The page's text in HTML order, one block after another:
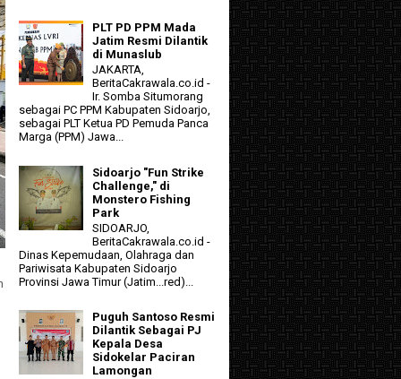
PLT PD PPM Mada
Jatim Resmi Dilantik
di Munaslub
JAKARTA,
BeritaCakrawala.co.id -
Ir. Somba Situmorang
sebagai PC PPM Kabupaten Sidoarjo,
sebagai PLT Ketua PD Pemuda Panca
Marga (PPM) Jawa...
Sidoarjo "Fun Strike
Challenge," di
Monstero Fishing
Park
SIDOARJO,
BeritaCakrawala.co.id -
Dinas Kepemudaan, Olahraga dan
Pariwisata Kabupaten Sidoarjo
Provinsi Jawa Timur (Jatim...red)...
Puguh Santoso Resmi
Dilantik Sebagai PJ
Kepala Desa
Sidokelar Paciran
Lamongan